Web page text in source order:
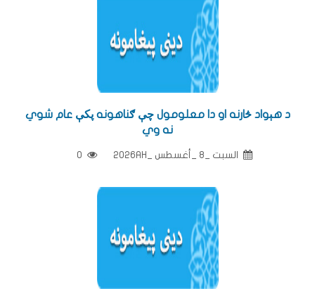
د هېواد څارنه او دا معلومول چې ګناهونه پکې عام شوي
نه وي
السبت _8 _أغسطس _2026AH 0